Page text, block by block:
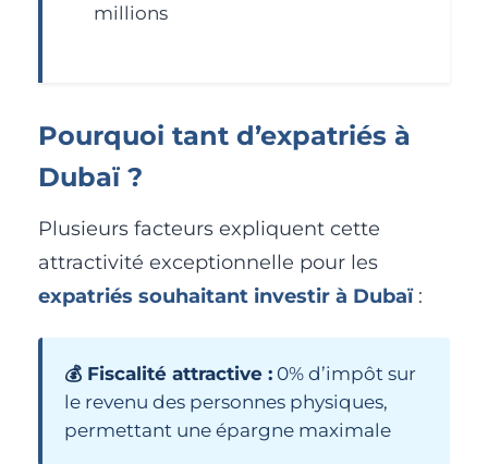
millions
Pourquoi tant d’expatriés à
Dubaï ?
Plusieurs facteurs expliquent cette
attractivité exceptionnelle pour les
expatriés souhaitant investir à Dubaï:
💰 Fiscalité attractive : 0% d’impôt sur
le revenu des personnes physiques,
permettant une épargne maximale